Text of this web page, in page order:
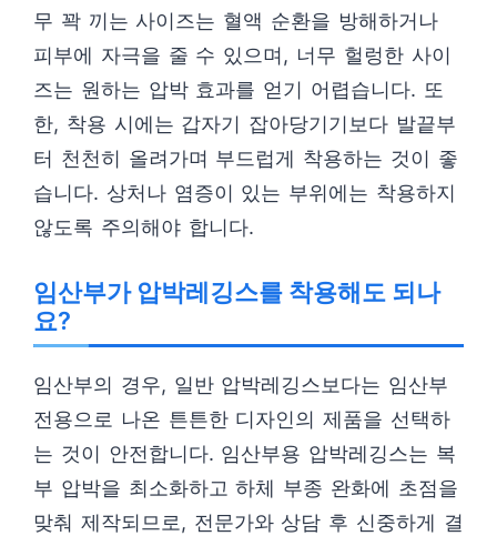
무 꽉 끼는 사이즈는 혈액 순환을 방해하거나
피부에 자극을 줄 수 있으며, 너무 헐렁한 사이
즈는 원하는 압박 효과를 얻기 어렵습니다. 또
한, 착용 시에는 갑자기 잡아당기기보다 발끝부
터 천천히 올려가며 부드럽게 착용하는 것이 좋
습니다. 상처나 염증이 있는 부위에는 착용하지
않도록 주의해야 합니다.
임산부가 압박레깅스를 착용해도 되나
요?
임산부의 경우, 일반 압박레깅스보다는 임산부
전용으로 나온 튼튼한 디자인의 제품을 선택하
는 것이 안전합니다. 임산부용 압박레깅스는 복
부 압박을 최소화하고 하체 부종 완화에 초점을
맞춰 제작되므로, 전문가와 상담 후 신중하게 결